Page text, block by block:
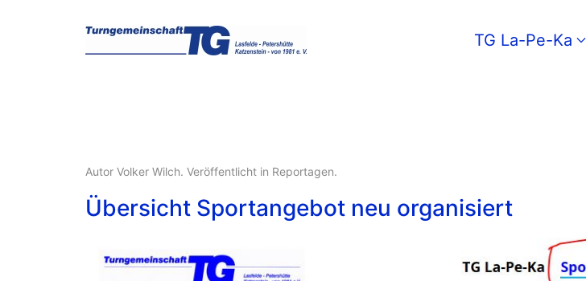
TG La-Pe-Ka
Autor Volker Wilch. Veröffentlicht in Reportagen.
Übersicht Sportangebot neu organisiert